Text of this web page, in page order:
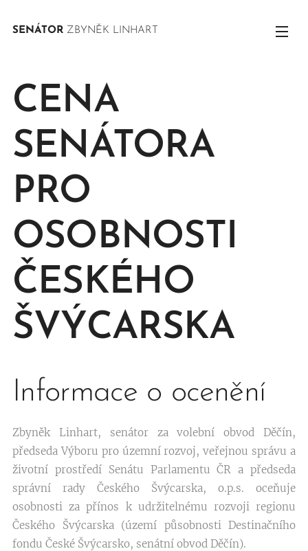
SENÁTOR ZBYNĚK LINHART
CENA
SENÁTORA
PRO
OSOBNOSTI
ČESKÉHO
ŠVÝCARSKA
Informace o ocenění
Zbyněk Linhart, senátor za volební obvod Děčín,
předseda Výboru pro územní rozvoj, veřejnou správu a
životní prostředí Senátu Parlamentu ČR a předseda
správní rady Českého Švýcarska, o.p.s. oceňuje
osobnosti za přínos k udržitelnému rozvoji regionu
Českého Švýcarska (území působnosti Destinačního
fondu České Švýcarsko, senátní obvod Děčín).